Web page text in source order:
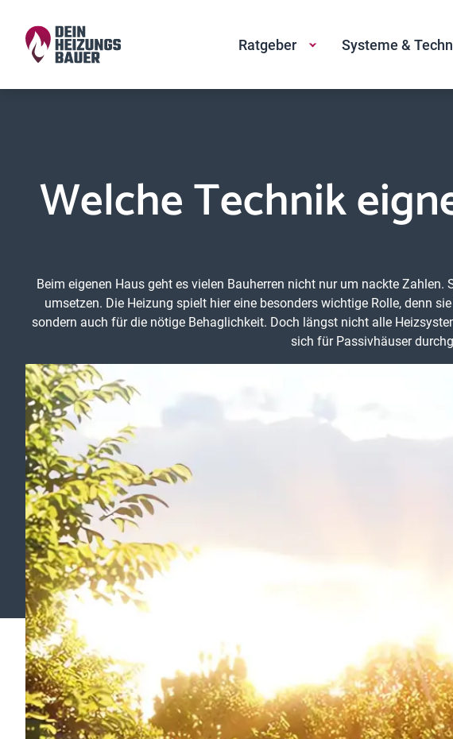
Ratgeber Systeme &
Welche Technik
Beim eigenen Haus geht es vielen Bauherren nicht nur um nackte
umsetzen. Die Heizung spielt hier eine besonders wichtige Rolle, denn
sondern auch für die nötige Behaglichkeit. Doch längst nicht alle
sich für Passivhäuser